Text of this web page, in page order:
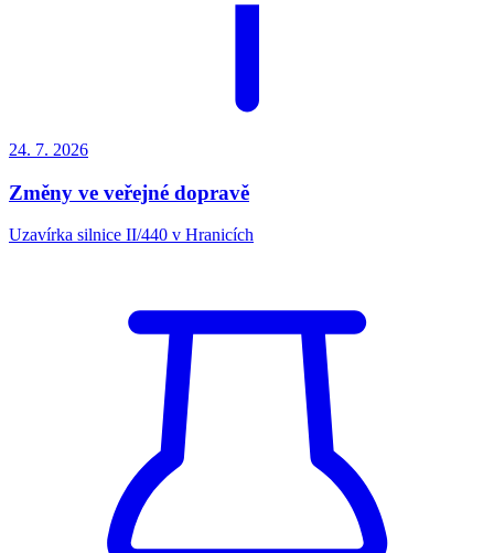
24. 7. 2026
Změny ve veřejné dopravě
Uzavírka silnice II/440 v Hranicích